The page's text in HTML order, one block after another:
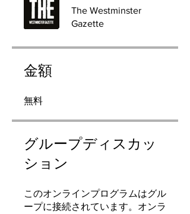
The Westminster
Gazette
金額
無料
グループディスカッ
ション
このオンラインプログラムはグル
ープに接続されています。オンラ